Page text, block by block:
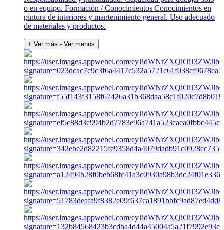
o en equipo. Formación / Conocimientos Conocimientos en
pintura de interiores y mantenimiento general. Uso adecuado
de materiales y productos.
+ Ver más - Ver menos